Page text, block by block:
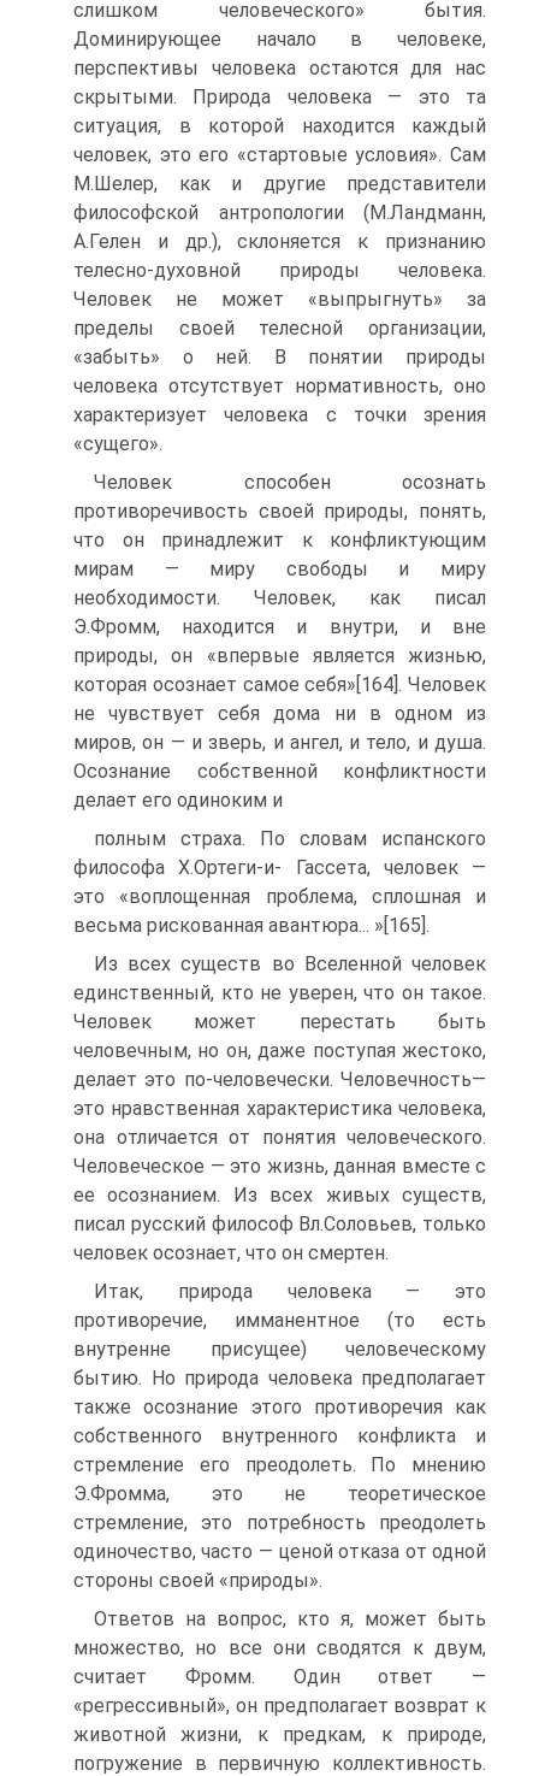
слишком человеческого» бытия.
Доминирующее начало в человеке,
перспективы человека остаются для нас
скрытыми. Природа человека — это та
ситуация, в которой находится каждый
человек, это его «стартовые условия». Сам
М.Шелер, как и другие представители
философской антропологии (М.Ландманн,
А.Гелен и др.), склоняется к признанию
телесно-духовной природы человека.
Человек не может «выпрыгнуть» за
пределы своей телесной организации,
«забыть» о ней. В понятии природы
человека отсутствует нормативность, оно
характеризует человека с точки зрения
«сущего».
Человек способен осознать
противоречивость своей природы, понять,
что он принадлежит к конфликтующим
мирам — миру свободы и миру
необходимости. Человек, как писал
Э.Фромм, находится и внутри, и вне
природы, он «впервые является жизнью,
которая осознает самое себя»[164]. Человек
не чувствует себя дома ни в одном из
миров, он — и зверь, и ангел, и тело, и душа.
Осознание собственной конфликтности
делает его одиноким и
полным страха. По словам испанского
философа Х.Ортеги-и- Гассета, человек —
это «воплощенная проблема, сплошная и
весьма рискованная авантюра... »[165].
Из всех существ во Вселенной человек
единственный, кто не уверен, что он такое.
Человек может перестать быть
человечным, но он, даже поступая жестоко,
делает это по-человечески. Человечность—
это нравственная характеристика человека,
она отличается от понятия человеческого.
Человеческое — это жизнь, данная вместе с
ее осознанием. Из всех живых существ,
писал русский философ Вл.Соловьев, только
человек осознает, что он смертен.
Итак, природа человека — это
противоречие, имманентное (то есть
внутренне присущее) человеческому
бытию. Но природа человека предполагает
также осознание этого противоречия как
собственного внутренного конфликта и
стремление его преодолеть. По мнению
Э.Фромма, это не теоретическое
стремление, это потребность преодолеть
одиночество, часто — ценой отказа от одной
стороны своей «природы».
Ответов на вопрос, кто я, может быть
множество, но все они сводятся к двум,
считает Фромм. Один ответ —
«регрессивный», он предполагает возврат к
животной жизни, к предкам, к природе,
погружение в первичную коллективность.